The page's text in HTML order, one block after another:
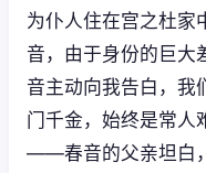
为仆人住在宫之杜家
音，由于身份的巨大
音主动向我告白，我
门千金，始终是常人
——春音的父亲坦白